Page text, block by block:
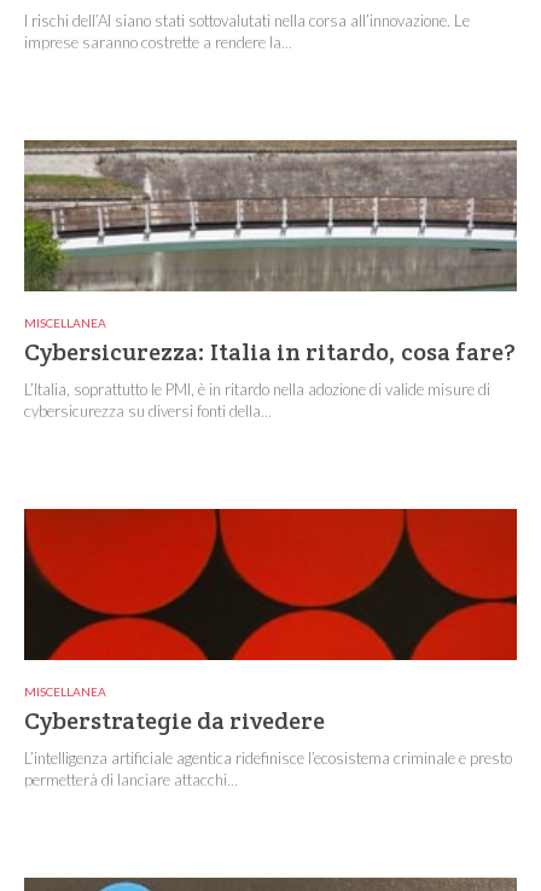
I rischi dell’AI siano stati sottovalutati nella corsa all’innovazione. Le
imprese saranno costrette a rendere la...
MISCELLANEA
Cybersicurezza: Italia in ritardo, cosa fare?
L’Italia, soprattutto le PMI, è in ritardo nella adozione di valide misure di
cybersicurezza su diversi fonti della...
MISCELLANEA
Cyberstrategie da rivedere
L’intelligenza artificiale agentica ridefinisce l’ecosistema criminale e presto
permetterà di lanciare attacchi...